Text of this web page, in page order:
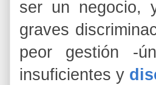
ser un negocio,
graves
peor gestión -
insuficientes y